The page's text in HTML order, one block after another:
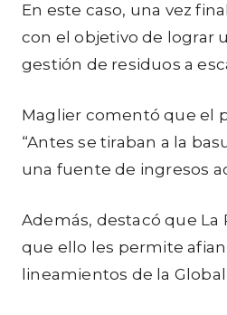
En este caso, una vez
con el objetivo de lograr
gestión de residuos a
Maglier comentó que el
“Antes se tiraban a la
una fuente de ingresos
Además, destacó que
que ello les permite
lineamientos de la